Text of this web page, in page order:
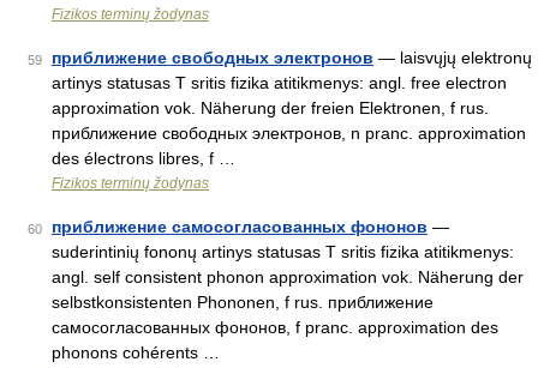
Fizikos terminų žodynas
59 приближение свободных электронов — laisvųjų elektronų
artinys statusas T sritis fizika atitikmenys: angl. free electron
approximation vok. Näherung der freien Elektronen, f rus.
приближение свободных электронов, n pranc. approximation
des électrons libres, f …
Fizikos terminų žodynas
60 приближение самосогласованных фононов —
suderintinių fononų artinys statusas T sritis fizika atitikmenys:
angl. self consistent phonon approximation vok. Näherung der
selbstkonsistenten Phononen, f rus. приближение
самосогласованных фононов, f pranc. approximation des
phonons cohérents …